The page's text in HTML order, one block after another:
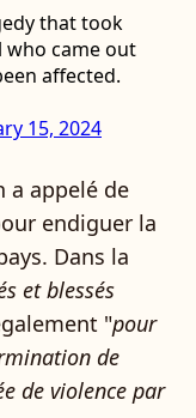
that took
who came out
affected.
15, 2024
a appelé de
endiguer la
Dans la
et blessés
"pour
de
de violence par